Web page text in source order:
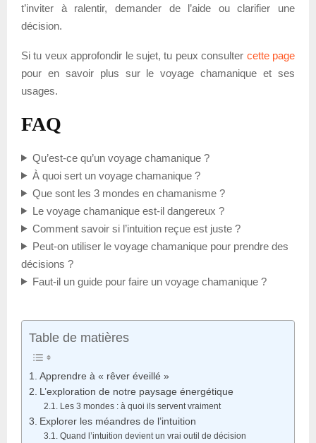
t’inviter à ralentir, demander de l’aide ou clarifier une
décision.
Si tu veux approfondir le sujet, tu peux consulter cette page
pour en savoir plus sur le voyage chamanique et ses
usages.
FAQ
Qu’est-ce qu’un voyage chamanique ?
À quoi sert un voyage chamanique ?
Que sont les 3 mondes en chamanisme ?
Le voyage chamanique est-il dangereux ?
Comment savoir si l’intuition reçue est juste ?
Peut-on utiliser le voyage chamanique pour prendre des
décisions ?
Faut-il un guide pour faire un voyage chamanique ?
Table de matières
Apprendre à « rêver éveillé »
L’exploration de notre paysage énergétique
Les 3 mondes : à quoi ils servent vraiment
Explorer les méandres de l’intuition
Quand l’intuition devient un vrai outil de décision